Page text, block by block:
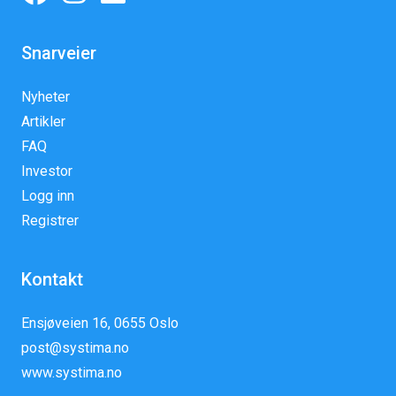
Snarveier
Nyheter
Artikler
FAQ
Investor
Logg inn
Registrer
Kontakt
Ensjøveien 16, 0655 Oslo
post@systima.no
www.systima.no